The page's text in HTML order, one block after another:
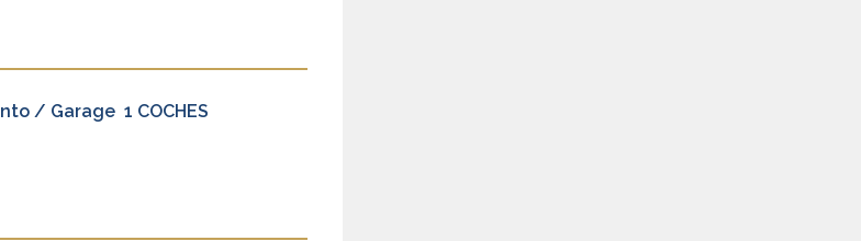
/ Garage 1 COCHES